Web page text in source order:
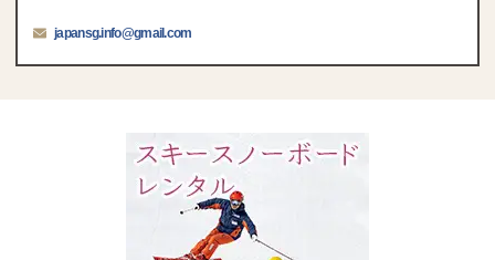
japansg.info@gmail.com